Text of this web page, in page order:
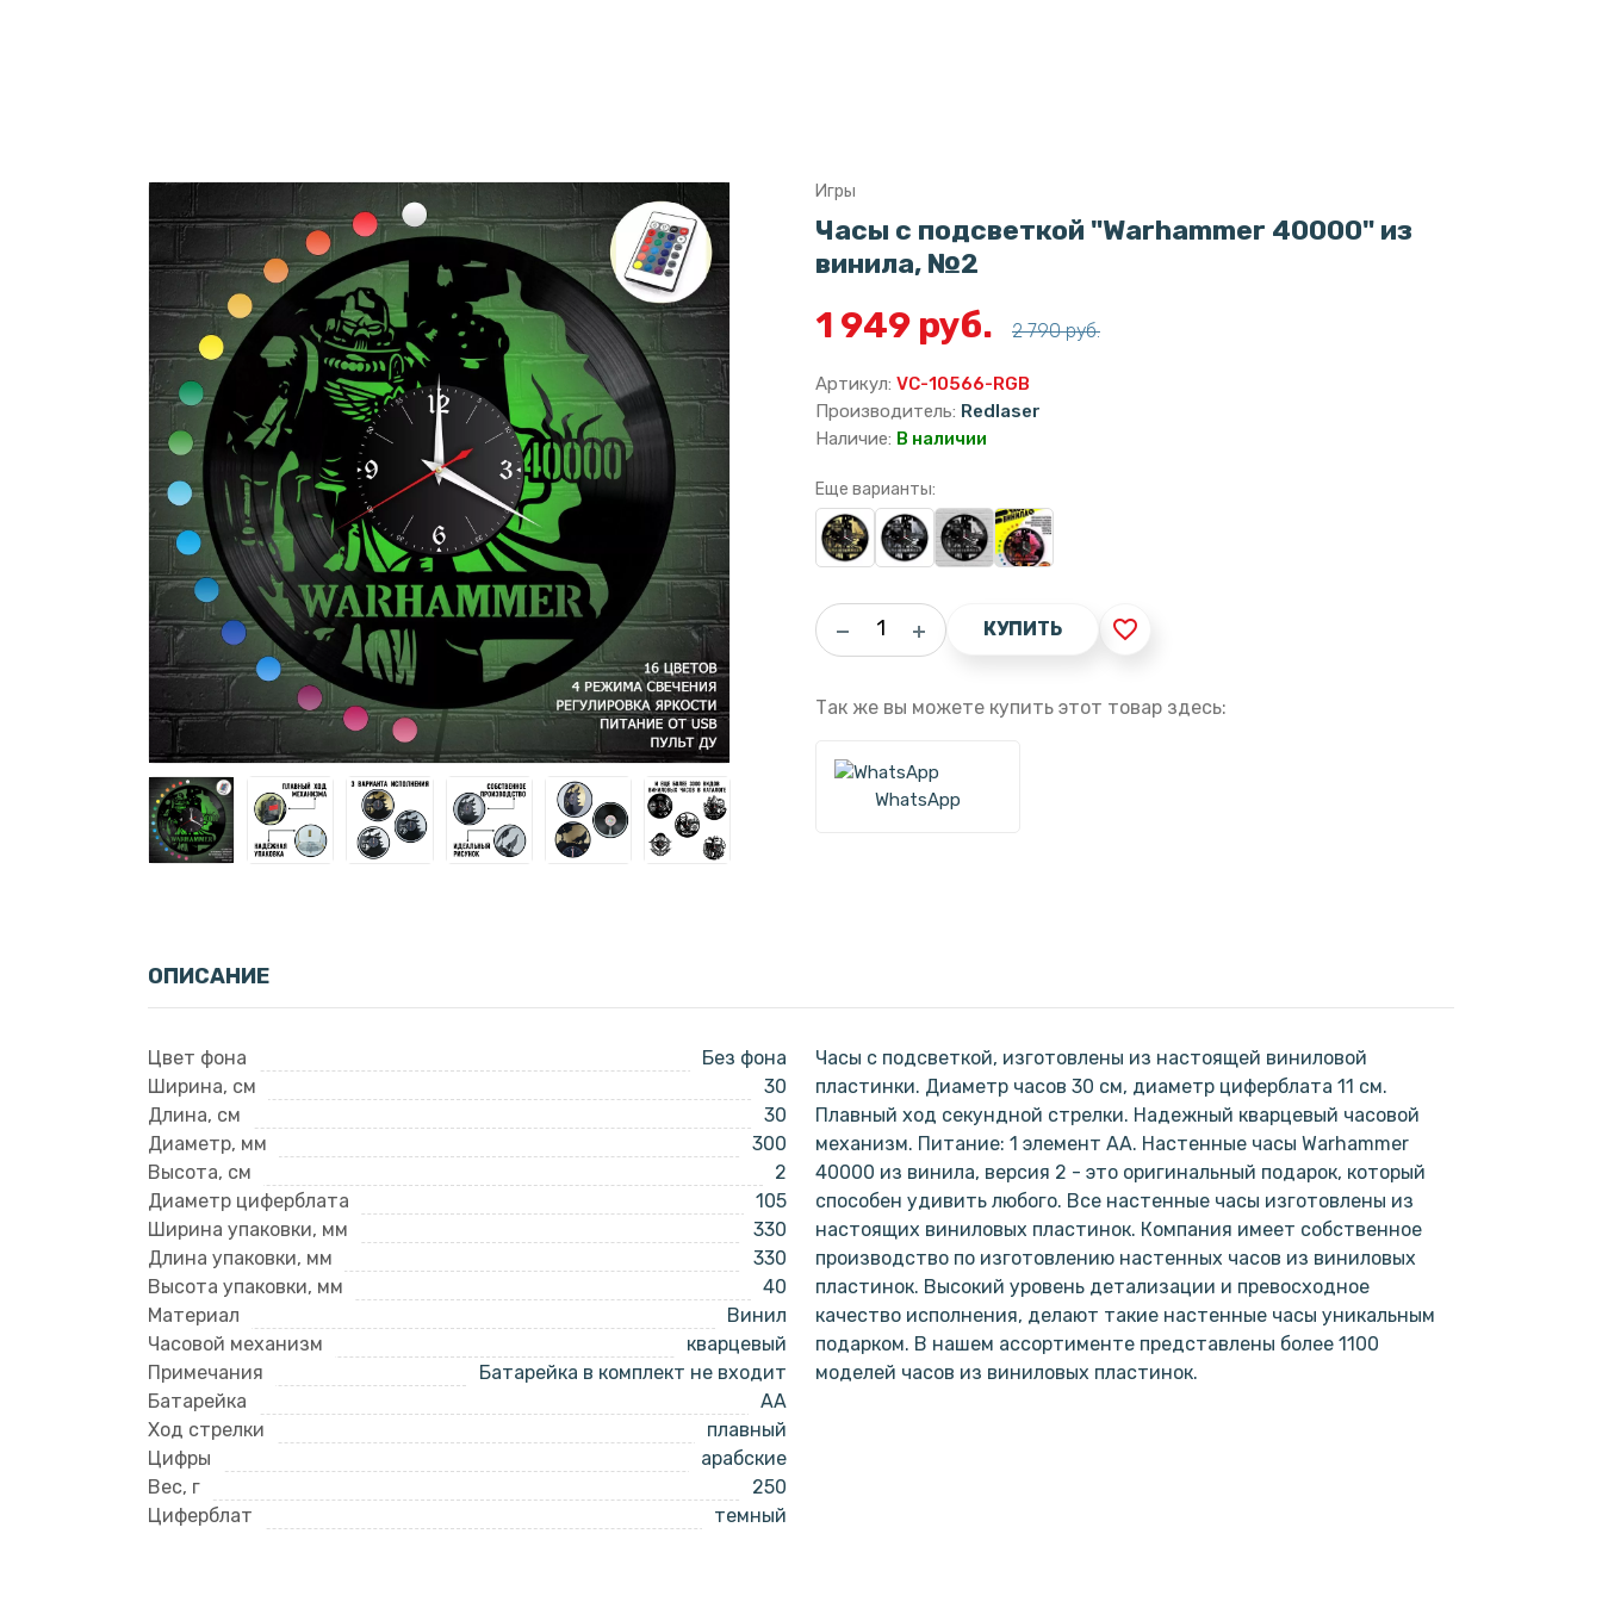
Игры
Часы с подсветкой "Warhammer 40000" из
винила, №2
1 949 руб. 2 790 руб.
Артикул: VC-10566-RGB
Производитель: Redlaser
Наличие: В наличии
Еще варианты:
КУПИТЬ favorite_border
Так же вы можете купить этот товар здесь:
WhatsApp
ОПИСАНИЕ
Цвет фона
Без фона
Ширина, см
30
Длина, см
30
Диаметр, мм
300
Высота, см
2
Диаметр циферблата
105
Ширина упаковки, мм
330
Длина упаковки, мм
330
Высота упаковки, мм
40
Материал
Винил
Часовой механизм
кварцевый
Примечания
Батарейка в комплект не входит
Батарейка
AA
Ход стрелки
плавный
Цифры
арабские
Вес, г
250
Циферблат
темный
Часы с подсветкой, изготовлены из настоящей виниловой
пластинки. Диаметр часов 30 см, диаметр циферблата 11 см.
Плавный ход секундной стрелки. Надежный кварцевый часовой
механизм. Питание: 1 элемент АА. Настенные часы Warhammer
40000 из винила, версия 2 - это оригинальный подарок, который
способен удивить любого. Все настенные часы изготовлены из
настоящих виниловых пластинок. Компания имеет собственное
производство по изготовлению настенных часов из виниловых
пластинок. Высокий уровень детализации и превосходное
качество исполнения, делают такие настенные часы уникальным
подарком. В нашем ассортименте представлены более 1100
моделей часов из виниловых пластинок.